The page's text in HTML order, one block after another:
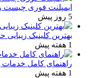
ایمپلنت فوری
5 روز پیش
بهترین کلینیک
1 هفته پیش
راهنمای کامل خدمات
1 هفته پیش